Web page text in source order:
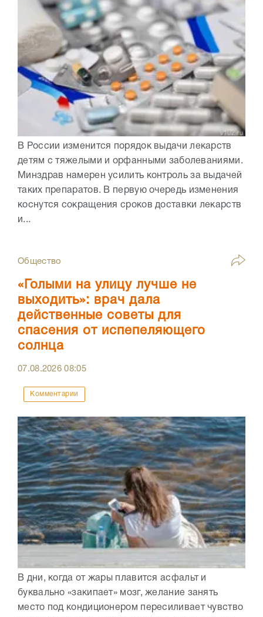
В России изменится порядок выдачи лекарств
детям с тяжелыми и орфанными заболеваниями.
Минздрав намерен усилить контроль за выдачей
таких препаратов. В первую очередь изменения
коснутся сокращения сроков доставки лекарств
и...
Общество
«Голыми на улицу лучше не
выходить»: врач дала
действенные советы для
спасения от испепеляющего
солнца
07.08.202608:05
Комментарии
В дни, когда от жары плавится асфальт и
буквально «закипает» мозг, желание занять
место под кондиционером пересиливает чувство